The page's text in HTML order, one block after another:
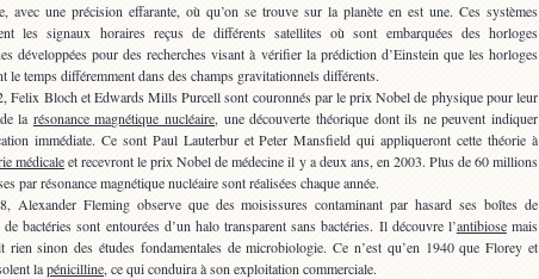
avec une précision effarante, où qu’on se trouve sur la planète en est une. Ces systèmes
les signaux horaires reçus de différents satellites où sont embarquées des horloges
développées pour des recherches visant à vérifier la prédiction d’Einstein que les horloges
le temps différemment dans des champs gravitationnels différents.
Felix Bloch et Edwards Mills Purcell sont couronnés par le prix Nobel de physique pour leur
la résonance magnétique nucléaire, une découverte théorique dont ils ne peuvent indiquer
immédiate. Ce sont Paul Lauterbur et Peter Mansfield qui appliqueront cette théorie à
médicaleet recevront le prix Nobel de médecine il y a deux ans, en 2003. Plus de 60 millions
par résonance magnétique nucléaire sont réalisées chaque année.
Alexander Fleming observe que des moisissures contaminant par hasard ses boîtes de
de bactéries sont entourées d’un halo transparent sans bactéries. Il découvre l’antibiosemais
rien sinon des études fondamentales de microbiologie. Ce n’est qu’en 1940 que Florey et
lapénicilline, ce qui conduira à son exploitation commerciale.